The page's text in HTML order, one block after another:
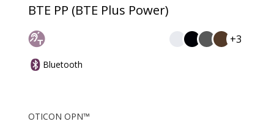
BTE PP (BTE Plus Power)
+3
Bluetooth
OTICON OPN™